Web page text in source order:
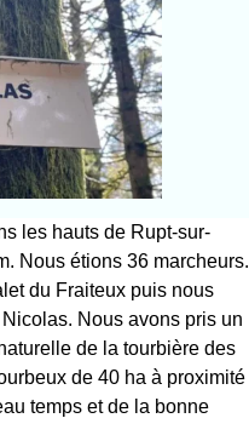
les hauts de Rupt-sur-
Nous étions 36 marcheurs.
du Fraiteux puis nous
Nous avons pris un
de la tourbière des
de 40 ha à proximité
temps et de la bonne